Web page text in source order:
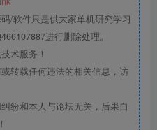
/软件只是供大家单机研究学习
进行删除处理。
术服务！
转载任何违法的相关信息，访
纷和本人与论坛无关，后果自